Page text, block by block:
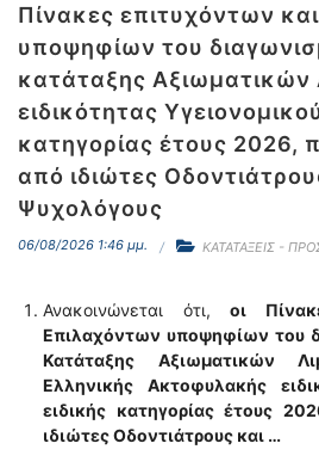
Πίνακες επιτυχόντων
υποψηφίων του
κατάταξης
ειδικότητας
κατηγορίας έτους 2026,
από ιδιώτες
Ψυχολόγους
06/08/2026 1:46 μμ. ΚΑΤΑΤΑΞΕΙΣ -
Ανακοινώνεται ότι,οι
Επιλαχόντων υποψηφίων του
Κατάταξης Αξιωματικών
Ελληνικής Ακτοφυλακής
ειδικής κατηγορίας έτους
ιδιώτες Οδοντιάτρους και …